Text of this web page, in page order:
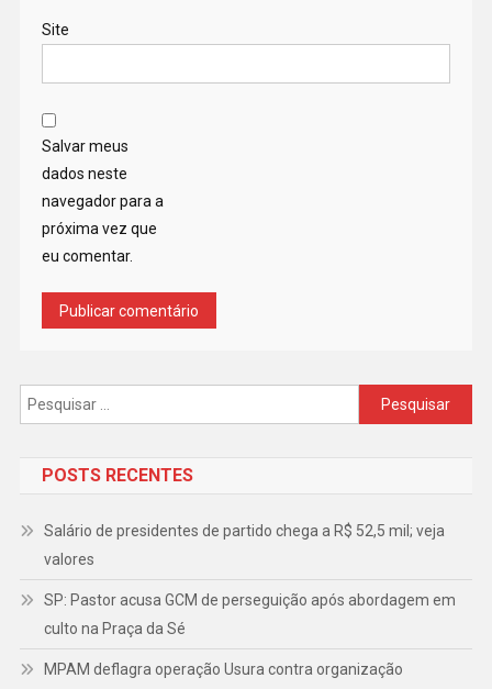
Site
Salvar meus
dados neste
navegador para a
próxima vez que
eu comentar.
Pesquisar
por:
POSTS RECENTES
Salário de presidentes de partido chega a R$ 52,5 mil; veja
valores
SP: Pastor acusa GCM de perseguição após abordagem em
culto na Praça da Sé
MPAM deflagra operação Usura contra organização